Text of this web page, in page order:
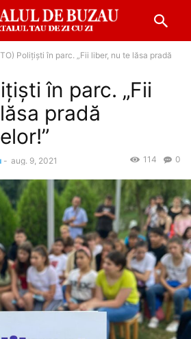
Polițiști în parc. „Fii liber, nu te lăsa pradă
în parc. „Fii
pradă
- aug. 9, 2021 0
114